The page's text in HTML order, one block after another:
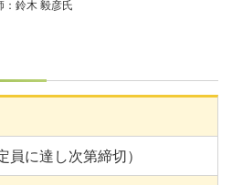
：鈴木 毅彦氏
に達し次第締切）